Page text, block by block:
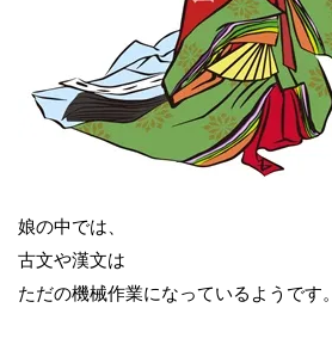
娘の中では、
古文や漢文は
ただの機械作業になっているようです。